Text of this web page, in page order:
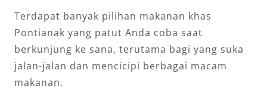
Terdapat banyak pilihan makanan khas
Pontianak yang patut Anda coba saat
berkunjung ke sana, terutama bagi yang suka
jalan-jalan dan mencicipi berbagai macam
makanan.